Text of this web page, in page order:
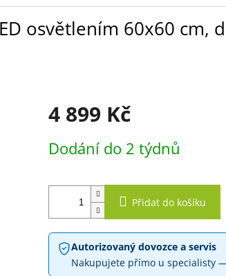
osvětlením 60x60 cm,
4 899 Kč
cena:
Dodání do 2 týdnů
Přidat do košíku
Autorizovaný dovozce a servis
Nakupujete přímo u specialisty